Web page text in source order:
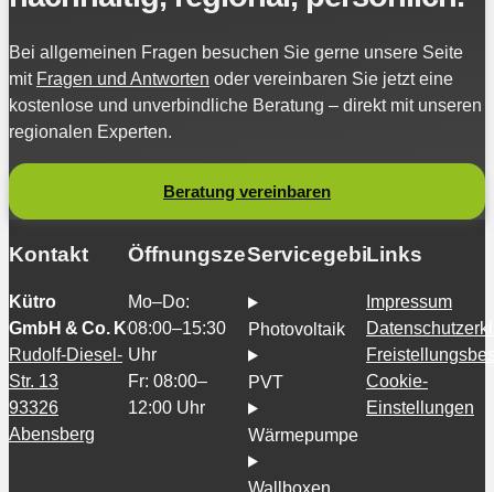
Bei allgemeinen Fragen besuchen Sie gerne unsere Seite
mit Fragen und Antworten oder vereinbaren Sie jetzt eine
kostenlose und unverbindliche Beratung – direkt mit unseren
regionalen Experten.
Beratung vereinbaren
Kontakt
Kütro
GmbH & Co. KG
Rudolf-Diesel-
Str. 13
93326
Abensberg
Öffnungszeiten
Mo–Do:
08:00–15:30
Uhr
Fr: 08:00–
12:00 Uhr
Servicegebiete
Photovoltaik
PVT
Wärmepumpe
Wallboxen
Links
Impressum
Cookie-
Einstellungen